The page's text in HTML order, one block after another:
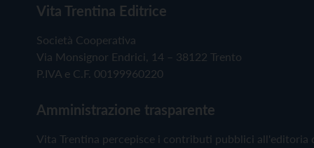
Vita Trentina Editrice
Società Cooperativa
Via Monsignor Endrici, 14 – 38122 Trento
P.IVA e C.F. 00199960220
Amministrazione trasparente
Vita Trentina percepisce i contributi pubblici all'editoria